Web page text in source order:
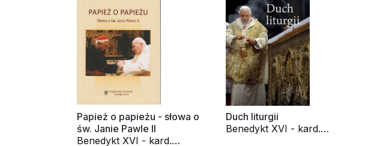
Papież o papieżu - słowa o
św. Janie Pawle II
Benedykt XVI - kard.
Duch liturgii
Benedykt XVI - kard.